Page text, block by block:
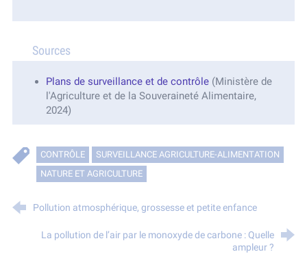
Sources
Plans de surveillance et de contrôle(Ministère de
l'Agriculture et de la Souveraineté Alimentaire,
2024)
CONTRÔLE
SURVEILLANCE AGRICULTURE-ALIMENTATION
NATURE ET AGRICULTURE
Pollution atmosphérique, grossesse et petite enfance
La pollution de l’air par le monoxyde de carbone : Quelle
ampleur ?